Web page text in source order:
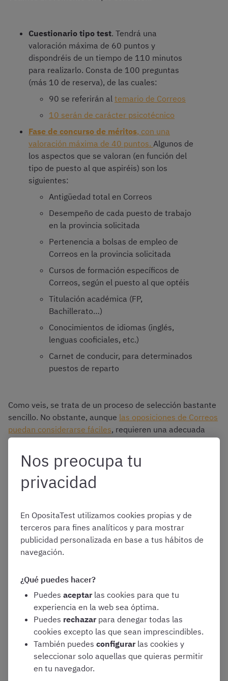
Cuestionario tipo test. Tendrá una
valoración máxima de 60 puntos y
dispondréis de un tiempo de 110 minutos
para realizarlo. Consta de 100 preguntas
(más 10 de reserva), de las cuales:
90 se referirán al temario de Correos
10 serán de carácter psicotécnico
Fase de concurso de méritos, con una
valoración máxima de 40 puntos. Algunos de
los aspectos que se valoran (en función del
tipo de puesto al que aspiréis) son los
siguientes:
Antigüedad total en Correos
Desempeño de cada puesto de trabajo
en la provincia solicitada
Pertenencia a bolsas de empleo de
Correos en la provincia solicitada
Cursos de formación específicos de
Correos, según el puesto al que optéis
Titulación académica (FP,
Bachillerato…)
Conocimientos de idiomas (inglés,
lenguas cooficiales, etc.)
Carnet de conducir, para determinados
puestos de reparto
Como veis, se trata de un proceso de selección bastante
sencillo. No obstante, aunque las oposiciones de Correos
puedan considerarse fáciles, requieren una adecuada
preparación.
Veamos cómo afrontarla.
📢¡PRUEBA GRATIS el curso de CORREOS!
🖥️Clasesen directo semanales de la parte específica
📅Resúmenesentregados antes de cada clase
📚 Esquemassobre el contenido clave
❓Resolución de dudasilimitadas gratis
Miles de preguntas
Nos preocupa tu
privacidad
En OpositaTest utilizamos cookies propias y de
terceros para fines analíticos y para mostrar
publicidad personalizada en base a tus hábitos de
navegación.
¿Qué puedes hacer?
Puedes aceptar las cookies para que tu
experiencia en la web sea óptima.
Puedes rechazar para denegar todas las
cookies excepto las que sean imprescindibles.
También puedes configurar las cookies y
seleccionar solo aquellas que quieras permitir
en tu navegador.